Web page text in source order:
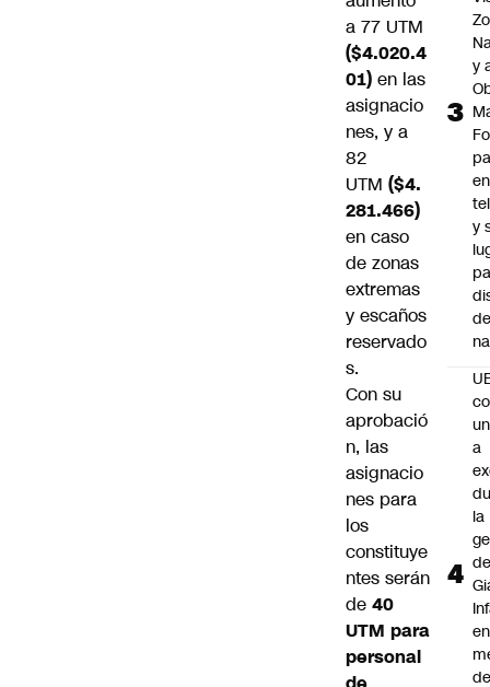
a 77 UTM
($4.020.4
01) en las
asignacio
nes, y a
82
UTM ($4.
281.466)
en caso
de zonas
extremas
y escaños
reservado
s.
Con su
aprobació
n, las
asignacio
nes para
los
constituye
ntes serán
de 40
UTM para
personal
y
en
y
a
la
de
en
de